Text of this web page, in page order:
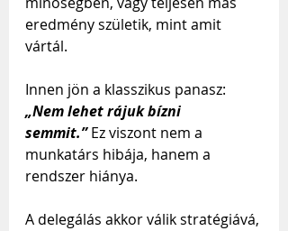
eredmény születik, mint amit
vártál.
Innen jön a klasszikus panasz:
„Nem lehet rájuk bízni
semmit.” Ez viszont nem a
munkatárs hibája, hanem a
rendszer hiánya.
A delegálás akkor válik stratégiává,